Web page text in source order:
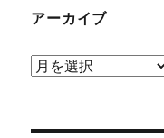
アーカイブ
ア